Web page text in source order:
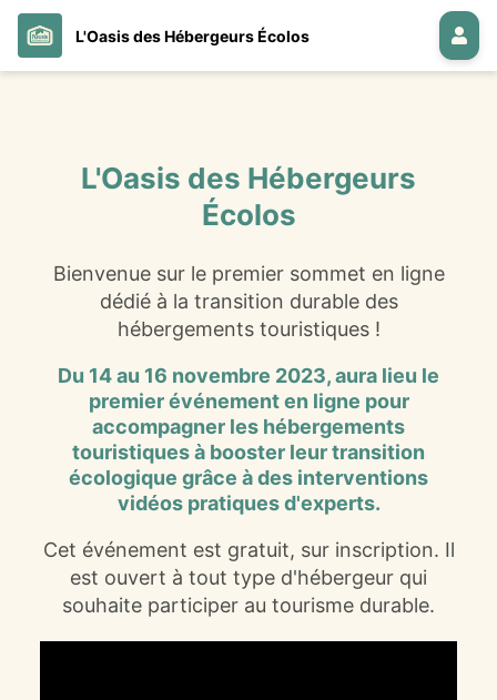
L'Oasis des Hébergeurs Écolos
L'Oasis des Hébergeurs
Écolos
Bienvenue sur le premier sommet en ligne
dédié à la transition durable des
hébergements touristiques !
Du 14 au 16 novembre 2023, aura lieu le
premier événement en ligne pour
accompagner les hébergements
touristiques à booster leur transition
écologique grâce à des interventions
vidéos pratiques d'experts.
Cet événement est gratuit, sur inscription. Il
est ouvert à tout type d'hébergeur qui
souhaite participer au tourisme durable.